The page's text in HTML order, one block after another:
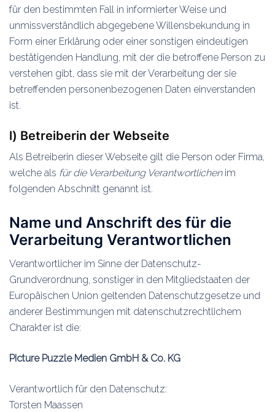
für den bestimmten Fall in informierter Weise und
unmissverständlich abgegebene Willensbekundung in
Form einer Erklärung oder einer sonstigen eindeutigen
bestätigenden Handlung, mit der die betroffene Person zu
verstehen gibt, dass sie mit der Verarbeitung der sie
betreffenden personenbezogenen Daten einverstanden
ist.
l) Betreiberin der Webseite
Als Betreiberin dieser Webseite gilt die Person oder Firma,
welche als für die Verarbeitung Verantwortlichenim
folgenden Abschnitt genannt ist.
Name und Anschrift des für die
Verarbeitung Verantwortlichen
Verantwortlicher im Sinne der Datenschutz-
Grundverordnung, sonstiger in den Mitgliedstaaten der
Europäischen Union geltenden Datenschutzgesetze und
anderer Bestimmungen mit datenschutzrechtlichem
Charakter ist die:
Picture Puzzle Medien GmbH & Co. KG
Verantwortlich für den Datenschutz:
Torsten Maassen